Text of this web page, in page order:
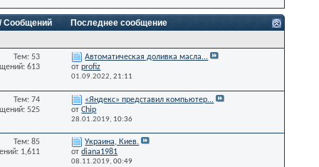
Сообщений
Последнее сообщение
Тем: 53
613
Автоматическая доливка масла...
отprofiz
01.09.2022,21:11
Тем: 74
525
«Яндекс» представил компьютер...
отChip
28.01.2019, 10:36
Тем: 85
1,611
Украина, Киев.
отdiana1981
08.11.2019,00:49